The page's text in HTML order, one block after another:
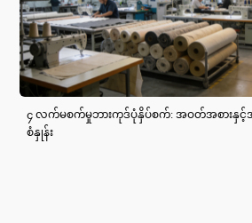
၄ လက်မစက်မှုဘားကုဒ်ပုံနှိပ်စက်: အဝတ်အစာ
စံနှုန်း